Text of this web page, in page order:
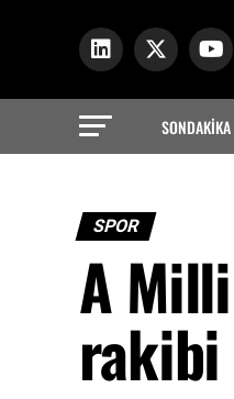
SONDAKİKA
SPOR
A Milli